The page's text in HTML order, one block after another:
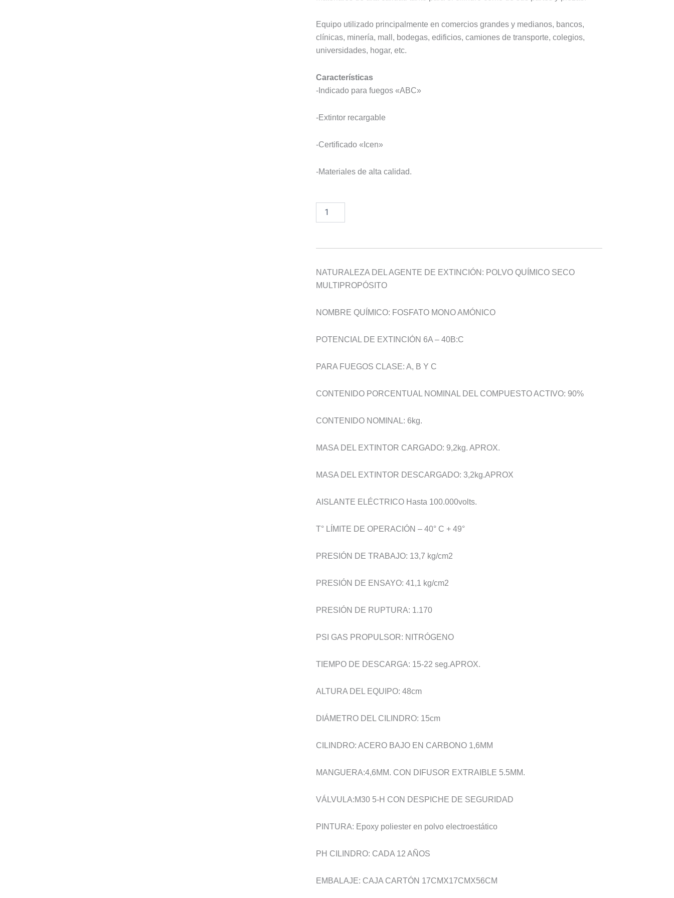
Equipo utilizado principalmente en comercios grandes y medianos, bancos,
clínicas, minería, mall, bodegas, edificios, camiones de transporte, colegios,
universidades, hogar, etc.
Características
-Indicado para fuegos «ABC»
-Extintor recargable
-Certificado «Icen»
-Materiales de alta calidad.
PQS
cantidad
NATURALEZA DEL AGENTE DE EXTINCIÓN: POLVO QUÍMICO SECO
MULTIPROPÓSITO
NOMBRE QUÍMICO: FOSFATO MONO AMÓNICO
POTENCIAL DE EXTINCIÓN 6A – 40B:C
PARA FUEGOS CLASE: A, B Y C
CONTENIDO PORCENTUAL NOMINAL DEL COMPUESTO ACTIVO: 90%
CONTENIDO NOMINAL: 6kg.
MASA DEL EXTINTOR CARGADO: 9,2kg. APROX.
MASA DEL EXTINTOR DESCARGADO: 3,2kg.APROX
AISLANTE ELÉCTRICO Hasta 100.000volts.
T° LÍMITE DE OPERACIÓN – 40° C + 49°
PRESIÓN DE TRABAJO: 13,7 kg/cm2
PRESIÓN DE ENSAYO: 41,1 kg/cm2
PRESIÓN DE RUPTURA: 1.170
PSI GAS PROPULSOR: NITRÓGENO
TIEMPO DE DESCARGA: 15-22 seg.APROX.
ALTURA DEL EQUIPO: 48cm
DIÁMETRO DEL CILINDRO: 15cm
CILINDRO: ACERO BAJO EN CARBONO 1,6MM
MANGUERA:4,6MM. CON DIFUSOR EXTRAIBLE 5.5MM.
VÁLVULA:M30 5-H CON DESPICHE DE SEGURIDAD
PINTURA: Epoxy poliester en polvo electroestático
PH CILINDRO: CADA 12 AÑOS
EMBALAJE: CAJA CARTÓN 17CMX17CMX56CM